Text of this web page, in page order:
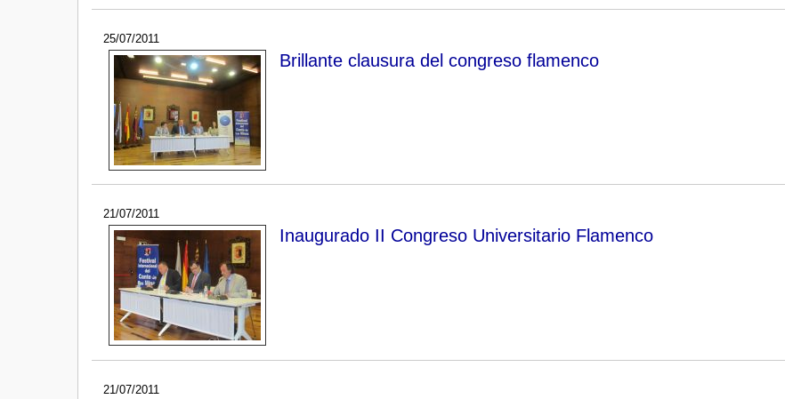
25/07/2011
Brillante clausura del congreso flamenco
21/07/2011
Inaugurado II Congreso Universitario Flamenco
21/07/2011